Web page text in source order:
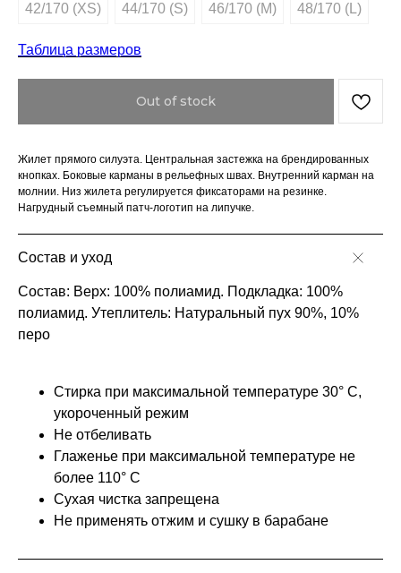
42/170 (XS)
44/170 (S) 46/170 (M) 48/170 (L)
Таблица размеров
Out of stock
Жилет прямого силуэта. Центральная застежка на брендированных
кнопках. Боковые карманы в рельефных швах. Внутренний карман на
молнии. Низ жилета регулируется фиксаторами на резинке.
Нагрудный съемный патч-логотип на липучке.
Состав и уход
Состав: Верх: 100% полиамид. Подкладка: 100%
полиамид. Утеплитель: Натуральный пух 90%, 10%
перо
Стирка при максимальной температуре 30° C,
укороченный режим
Не отбеливать
Глаженье при максимальной температуре не
более 110° С
Сухая чистка запрещена
Не применять отжим и сушку в барабане